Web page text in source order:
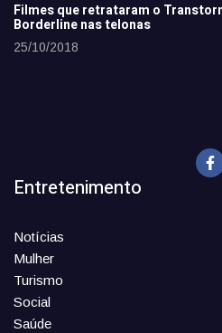
Filmes que retrataram o
Borderline nas telonas
25/10/2018
Entretenimento
Notícias
Mulher
Turismo
Social
Saúde